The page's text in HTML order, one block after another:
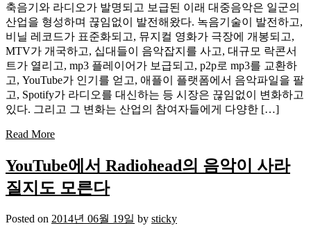
축음기와 라디오가 발명되고 보급된 이래 대중음악은 일군의
산업을 형성하며 끊임없이 발전해왔다. 녹음기술이 발전하고,
비닐 레코드가 표준화되고, 뮤지컬 영화가 극장에 개봉되고,
MTV가 개국하고, 십대들이 음악잡지를 사고, 대규모 락콘서
트가 열리고, mp3 플레이어가 보급되고, p2p로 mp3를 교환하
고, YouTube가 인기를 얻고, 애플이 플랫폼에서 음악파일을 팔
고, Spotify가 라디오를 대신하는 등 시장은 끊임없이 변화하고
있다. 그리고 그 변화는 산업의 참여자들에게 다양한 […]
Read More
YouTube에서 Radiohead의 음악이 사라
질지도 모른다
Posted on 2014년 06월 19일 by sticky